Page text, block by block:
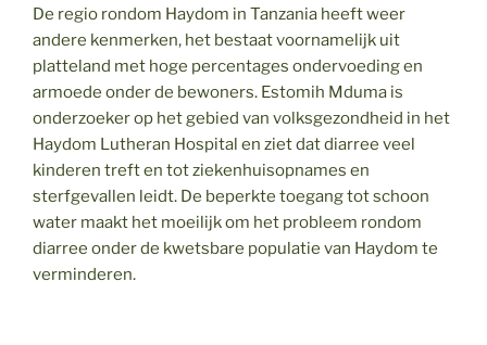
De regio rondom Haydom in Tanzania heeft weer
andere kenmerken, het bestaat voornamelijk uit
platteland met hoge percentages ondervoeding en
armoede onder de bewoners. Estomih Mduma is
onderzoeker op het gebied van volksgezondheid in het
Haydom Lutheran Hospital en ziet dat diarree veel
kinderen treft en tot ziekenhuisopnames en
sterfgevallen leidt. De beperkte toegang tot schoon
water maakt het moeilijk om het probleem rondom
diarree onder de kwetsbare populatie van Haydom te
verminderen.